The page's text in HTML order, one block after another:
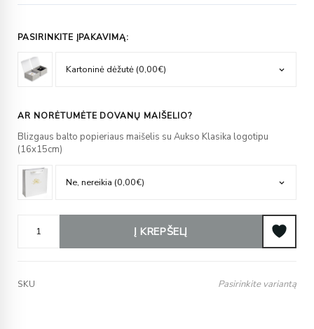
PASIRINKITE ĮPAKAVIMĄ:
AR NORĖTUMĖTE DOVANŲ MAIŠELIO?
Blizgaus balto popieriaus maišelis su Aukso Klasika logotipu
(16x15cm)
Į KREPŠELĮ
SKU Pasirinkite variantą